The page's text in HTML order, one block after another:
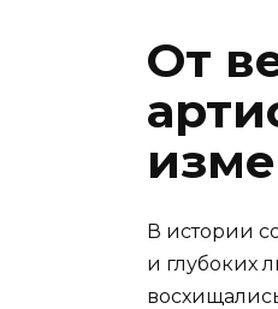
От
В истории
и глубоких